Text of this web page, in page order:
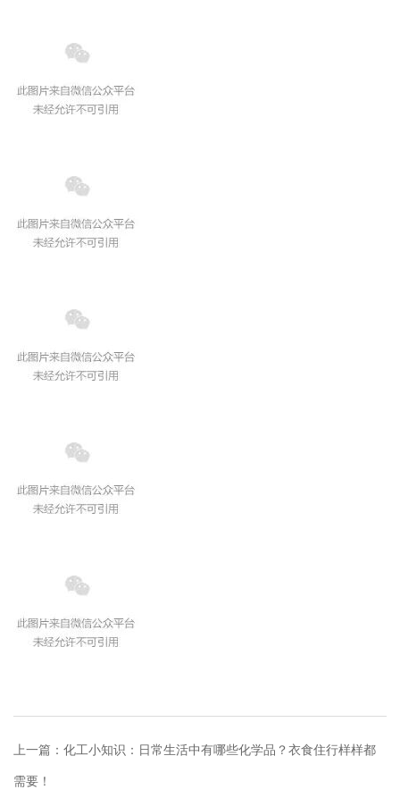
上一篇： 化工小知识：日常生活中有哪些化学品？衣食住行样样都
需要！